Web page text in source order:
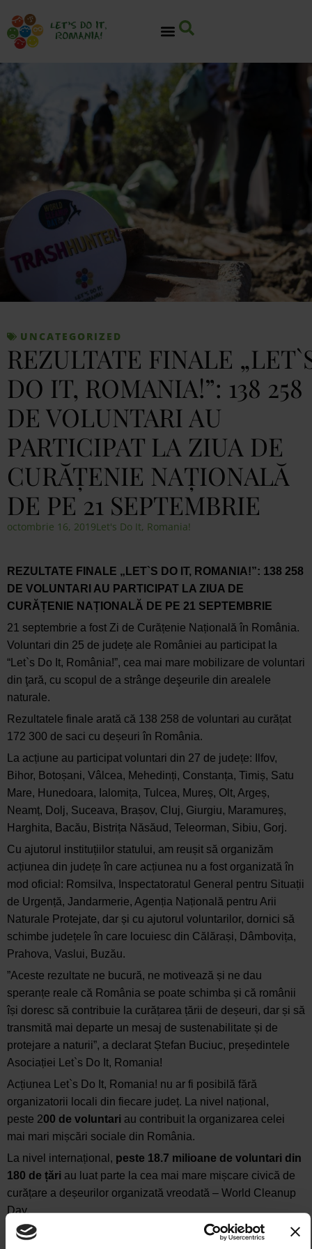
UNCATEGORIZED
REZULTATE FINALE
DO IT, ROMANIA!”: 138 258
DE VOLUNTARI AU
PARTICIPAT LA ZIUA DE
CURĂȚENIE NAȚIONALĂ
DE PE 21 SEPTEMBRIE
octombrie 16, 2019Let's Do It, Romania!
REZULTATE FINALE „LET`S DO IT, ROMANIA!”: 138 258
DE VOLUNTARI AU PARTICIPAT LA ZIUA DE
CURĂȚENIE NAȚIONALĂ DE PE 21 SEPTEMBRIE
21 septembrie a fost Zi de Curățenie Națională în România.
Voluntari din 25 de județe ale României au participat la
“Let`s Do It, România!”, cea mai mare mobilizare de voluntari
din ţară, cu scopul de a strânge deşeurile din arealele
naturale.
Rezultatele finale arată că 138 258 de voluntari au curățat
172 300 de saci cu deșeuri în România.
La acțiune au participat voluntari din 27 de județe: Ilfov,
Bihor, Botoșani, Vâlcea, Mehedinți, Constanța, Timiș, Satu
Mare, Hunedoara, Ialomița, Tulcea, Mureș, Olt, Argeș,
Neamț, Dolj, Suceava, Brașov, Cluj, Giurgiu, Maramureș,
Harghita, Bacău, Bistrița Năsăud, Teleorman, Sibiu, Gorj.
Cu ajutorul instituțiilor statului, am reușit să organizăm
acțiunea din județe în care acțiunea nu a fost organizată în
mod oficial: Romsilva, Inspectatoratul General pentru Situații
de Urgență, Jandarmerie, Agenția Națională pentru Arii
Naturale Protejate, dar și cu ajutorul voluntarilor, dornici să
schimbe județele în care locuiesc din Călărași, Dâmbovița,
Prahova, Vaslui, Buzău.
”Aceste rezultate ne bucură, ne motivează și ne dau
speranțe reale că România se poate schimba și că românii
își doresc să contribuie la curățarea țării de deșeuri, dar și să
transmită mai departe un mesaj de sustenabilitate și de
protejare a naturii”, a declarat Ștefan Buciuc, președintele
Asociației Let`s Do It, Romania!
Acțiunea Let`s Do It, Romania! nu ar fi posibilă fără
organizatorii locali din fiecare județ. La nivel național,
peste 200 de voluntari au contribuit la organizarea celei
mai mari mișcări sociale din România.
La nivel internațional, peste 18.7 milioane de voluntari din
180 de țări au luat parte la cea mai mare mișcare civică de
curățare a deșeurilor organizată vreodată – World Cleanup
Day.
Și anul acesta, acțiunea Let’s Do It, Romania! a beneficiat